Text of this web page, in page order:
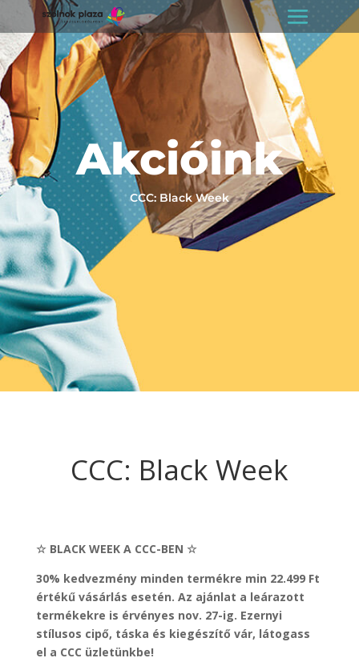
Akcióink
CCC: Black Week
CCC: Black Week
☆ BLACK WEEK A CCC-BEN ☆
30% kedvezmény minden termékre min 22.499 Ft
értékű vásárlás esetén. Az ajánlat a leárazott
termékekre is érvényes nov. 27-ig. Ezernyi
stílusos cipő, táska és kiegészítő vár, látogass
el a CCC üzletünkbe!